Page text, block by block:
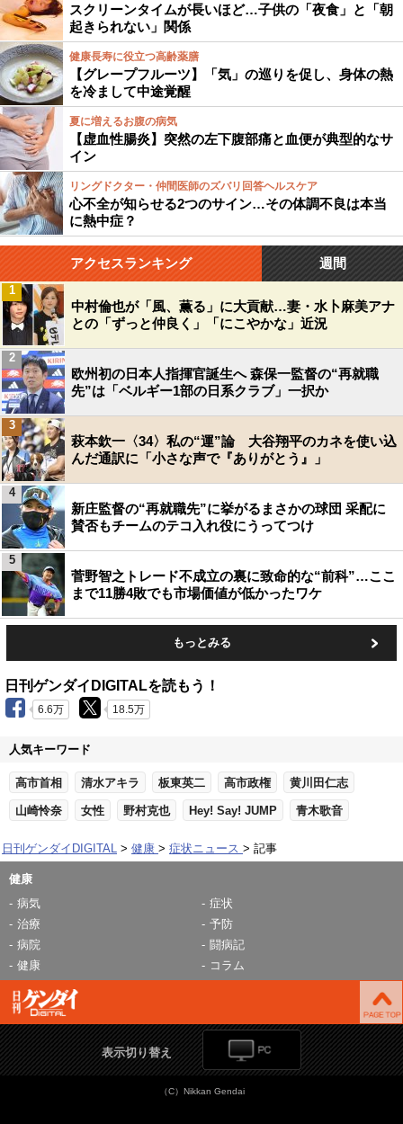
スクリーンタイムが長いほど…子供の「夜食」と「朝
起きられない」関係
健康長寿に役立つ高齢薬膳
【グレープフルーツ】「気」の巡りを促し、身体の熱
を冷まして中途覚醒
夏に増えるお腹の病気
【虚血性腸炎】突然の左下腹部痛と血便が典型的なサ
イン
リングドクター・仲間医師のズバリ回答ヘルスケア
心不全が知らせる2つのサイン…その体調不良は本当
に熱中症？
アクセスランキング 週間
中村倫也が「風、薫る」に大貢献…妻・水卜麻美アナ
との「ずっと仲良く」「にこやかな」近況
1
欧州初の日本人指揮官誕生へ 森保一監督の“再就職
先”は「ベルギー1部の日系クラブ」一択か
2
萩本欽一〈34〉私の“運”論 大谷翔平のカネを使い込
んだ通訳に「小さな声で『ありがとう』」
3
新庄監督の“再就職先”に挙がるまさかの球団 采配に
賛否もチームのテコ入れ役にうってつけ
4
菅野智之トレード不成立の裏に致命的な“前科”…ここ
まで11勝4敗でも市場価値が低かったワケ
5
もっとみる
日刊ゲンダイDIGITALを読もう！
6.6万 18.5万
人気キーワード
高市首相 清水アキラ 板東英二 高市政権 黄川田仁志
山崎怜奈 女性 野村克也 Hey! Say! JUMP 青木歌音
日刊ゲンダイDIGITAL 健康 症状ニュース 記事
健康
病気
症状
治療
予防
病院
闘病記
健康
コラム
表示切り替え
（C）Nikkan Gendai